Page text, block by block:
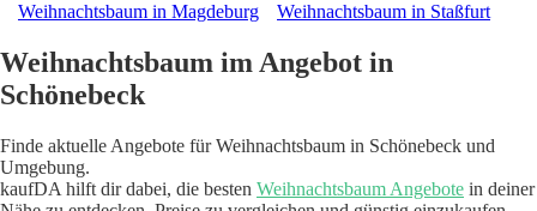
Weihnachtsbaum in Magdeburg Weihnachtsbaum in Staßfurt
Weihnachtsbaum im Angebot in
Schönebeck
Finde aktuelle Angebote für Weihnachtsbaum in Schönebeck und
Umgebung.
kaufDA hilft dir dabei, die besten Weihnachtsbaum Angebote in deiner